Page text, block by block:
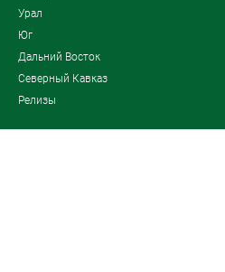
Урал
Юг
Дальний Восток
Северный Кавказ
Релизы